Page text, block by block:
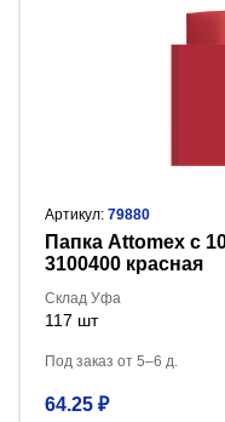
Артикул: 79880
Папка Attomex с
3100400 красная
Склад Уфа
117 шт
Под заказ от 5–6 д.
64.25 ₽